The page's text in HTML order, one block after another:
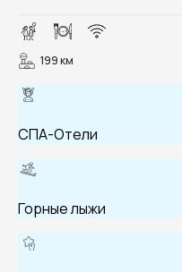
199 км
СПА-Отели
Горные лыжи